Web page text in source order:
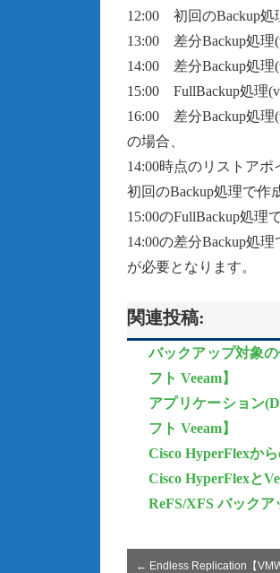
12:00 初回のBackup処
13:00 差分Backup処理
14:00 差分Backup処理
15:00 FullBackup処理
16:00 差分Backup処理
の場合、
14:00時点のリストア
初回のBackup処理で作
15:00のFullBackup処理
14:00の差分Backup処
が必要となります。
関連投稿:
バックアップ対象
フト Veeam】
アプリケーション
フト Veeam】
Cisco HyperFlexか
Cisco HyperFlexと
ReFS/XFS バック
← Endless Replication【